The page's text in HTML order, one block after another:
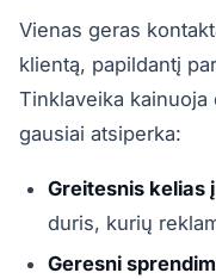
Vienas geras
klientą, papildantį
Tinklaveika
gausiai atsiperka:
Greitesnis kelias
duris, kurių
Geresni